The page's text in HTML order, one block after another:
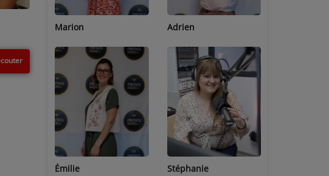
Adrien
Stéphanie
Lucas
Jean-Michel